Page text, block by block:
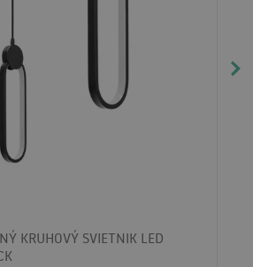
KRUHOVÝ SVIETNIK LED